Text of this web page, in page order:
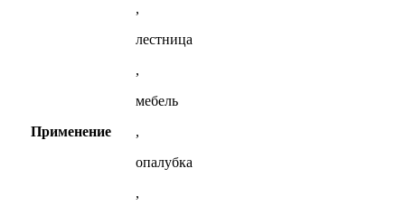
Применение
,
лестница
,
мебель
,
опалубка
,